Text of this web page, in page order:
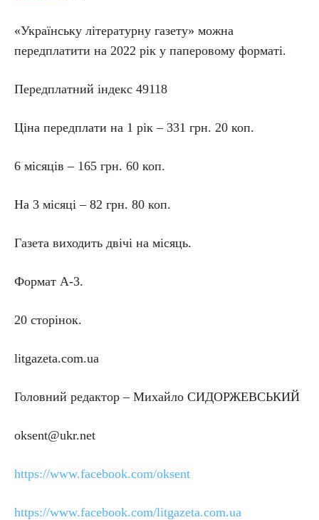
«Українську літературну газету» можна
передплатити на 2022 рік у паперовому форматі.
Передплатний індекс 49118
Ціна передплати на 1 рік – 331 грн. 20 коп.
6 місяців – 165 грн. 60 коп.
На 3 місяці – 82 грн. 80 коп.
Газета виходить двічі на місяць.
Формат А-3.
20 сторінок.
litgazeta.com.ua
Головний редактор – Михайло СИДОРЖЕВСЬКИЙ
oksent@ukr.net
https://www.facebook.com/oksent
https://www.facebook.com/litgazeta.com.ua